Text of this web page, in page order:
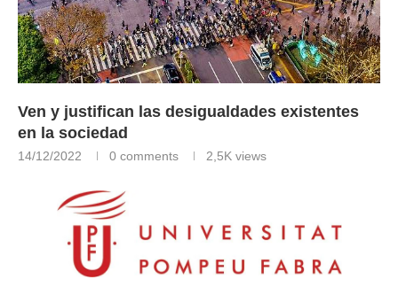
Ven y justifican las desigualdades existentes
en la sociedad
14/12/2022 0 comments 2,5K views